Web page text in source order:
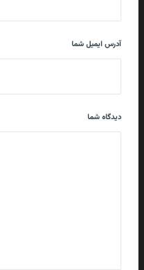
آدرس ایمیل شما
دیدگاه شما